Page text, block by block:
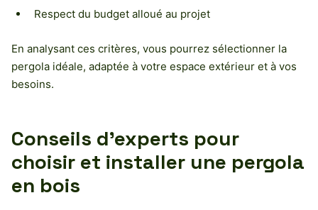
Respect du budget alloué au projet
En analysant ces critères, vous pourrez sélectionner la
pergola idéale, adaptée à votre espace extérieur et à vos
besoins.
Conseils d’experts pour
choisir et installer une pergola
en bois